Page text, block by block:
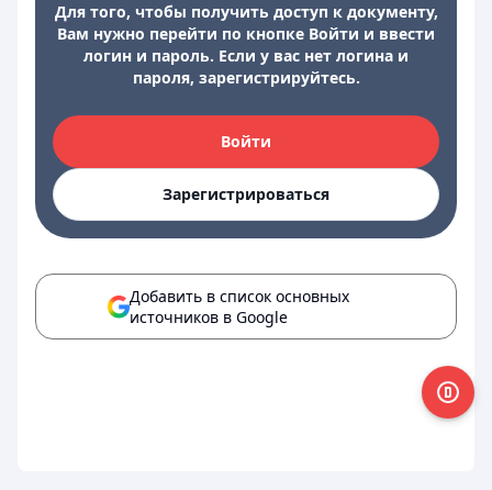
Для того, чтобы получить доступ к документу,
Вам нужно перейти по кнопке Войти и ввести
логин и пароль. Если у вас нет логина и
пароля, зарегистрируйтесь.
Войти
Зарегистрироваться
Добавить в список основных
источников в Google